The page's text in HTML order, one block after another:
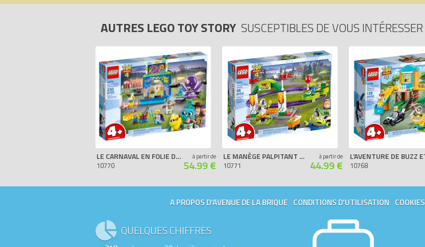
AUTRES LEGO TOY STORY SUSCEPTIBLES DE VOUS INTÉRESSER
LE CARNAVAL EN FOLIE DE BUZZ ET WOODY !
10770
à partir de
54.99 €
LE MANÈGE PALPITANT DU CARNAVAL
10771
à partir de
44.99 € 10768
A PROPOS D'AVENUE DE LA BRIQUE CONDITIONS D'UTILISATION COOKIES
QUELQUES CHIFFRES